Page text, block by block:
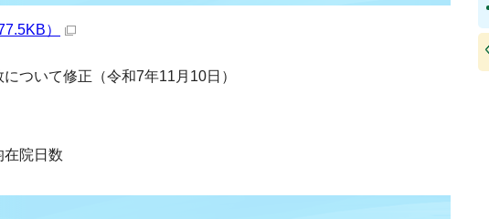
）
ついて修正（令和7年11月10日）
在院日数